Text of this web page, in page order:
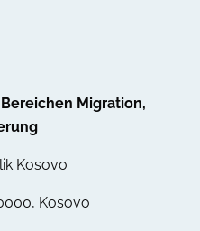
Migration,
Kosovo
Kosovo